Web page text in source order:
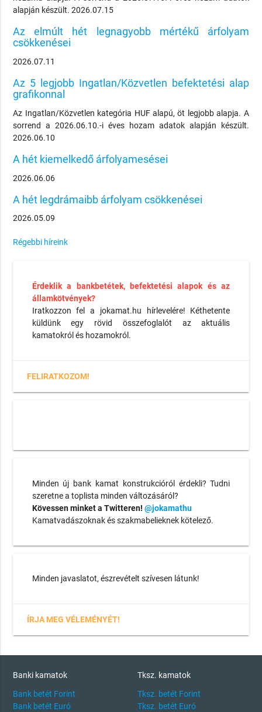
alapján készült. 2026.07.15
Az elmúlt hét legnagyobb mértékű árfolyam
csökkenései
2026.07.11
Az 5 legjobb Ingatlan/Közvetlen befektetési alap
grafikonnal
Az Ingatlan/Közvetlen kategória HUF alapú, öt legjobb alapja. A
sorrend a 2026.06.10.-i éves hozam adatok alapján készült.
2026.06.10
A hét kiemelkedő árfolyamesései
2026.06.06
A hét legdrámaibb árfolyam csökkenései
2026.05.09
Régebbi híreink
Érdeklik a bankbetétek, befektetési alapok és az
államkötvények?
Iratkozzon fel a jokamat.hu hírlevelére! Kéthetente
küldünk egy rövid összefoglalót az aktuális
kamatokról és hozamokról.
FELIRATKOZOM!
Minden új bank kamat konstrukcióról érdekli? Tudni
szeretne a toplista minden változásáról?
Kövessen minket a Twitteren! @jokamathu
Kamatvadászoknak és szakmabelieknek kötelező.
Minden javaslatot, észrevételt szívesen látunk!
ÍRJA MEG VÉLEMÉNYÉT!
Banki kamatok
Bank betét Forint
Bank betét Euró
Tksz. kamatok
Tksz. betét Forint
Tksz. betét Euró